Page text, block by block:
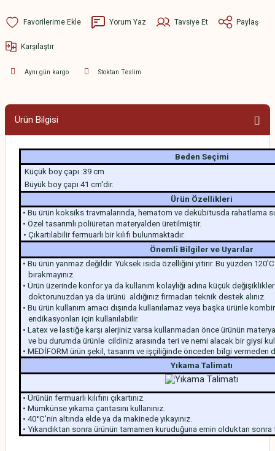
Yorum Yaz Tavsiye Et Paylaş
Karşılaştır
Aynı gün kargo Stoktan Teslim
Ürün Bilgisi
Beden Seçimi
Küçük boy çapı :39 cm
Büyük boy çapı 41 cm'dir.
Ürün Özellikleri
• Bu ürün koksiks travmalarında, hematom ve dekübitusda rahatlama
• Özel tasarımlı poliüretan materyalden üretilmiştir.
• Çıkartılabilir fermuarlı bir kılıfı bulunmaktadır.
Önemli Bilgiler ve Uyarılar
• Bu ürün yanmaz değildir. Yüksek ısıda özelliğini yitirir. Bu yüzden
bırakmayınız.
• Ürün üzerinde konfor ya da kullanım kolaylığı adına küçük
doktorunuzdan ya da ürünü aldığınız firmadan teknik destek alınız.
• Bu ürün kullanım amacı dışında kullanılamaz veya başka ürünle
endikasyonları için kullanılabilir.
• Latex ve lastiğe karşı alerjiniz varsa kullanmadan önce ürünün
ve bu durumda ürünle cildiniz arasında teri ve nemi alacak bir giysi
• MEDİFORM ürün şekil, tasarım ve işçiliğinde önceden bilgi vermeden
Yıkama Talimatı
• Ürünün fermuarlı kılıfını çıkartınız.
• Mümkünse yıkama çantasını kullanınız.
• 40°C'nin altında elde ya da makinede yıkayınız.
• Yıkandıktan sonra ürünün tamamen kuruduğuna emin olduktan sonra